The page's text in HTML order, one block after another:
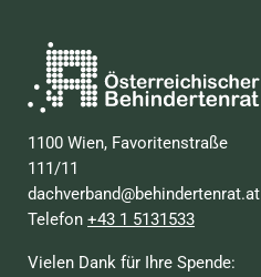
1100 Wien, Favoritenstraße
111/11
dachverband@behindertenrat.at
Telefon+43 1 5131533
Vielen Dank für Ihre Spende: